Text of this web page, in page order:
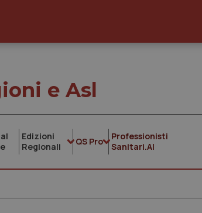
e Asl
Edizioni
Regionali
QS Pro
Professionisti
Sanitari.AI